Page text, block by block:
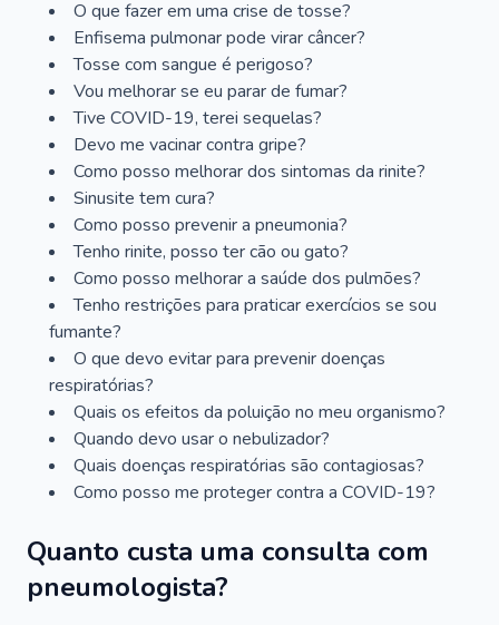
O que fazer em uma crise de tosse?
Enfisema pulmonar pode virar câncer?
Tosse com sangue é perigoso?
Vou melhorar se eu parar de fumar?
Tive COVID-19, terei sequelas?
Devo me vacinar contra gripe?
Como posso melhorar dos sintomas da rinite?
Sinusite tem cura?
Como posso prevenir a pneumonia?
Tenho rinite, posso ter cão ou gato?
Como posso melhorar a saúde dos pulmões?
Tenho restrições para praticar exercícios se sou
fumante?
O que devo evitar para prevenir doenças
respiratórias?
Quais os efeitos da poluição no meu organismo?
Quando devo usar o nebulizador?
Quais doenças respiratórias são contagiosas?
Como posso me proteger contra a COVID-19?
Quanto custa uma consulta com
pneumologista?